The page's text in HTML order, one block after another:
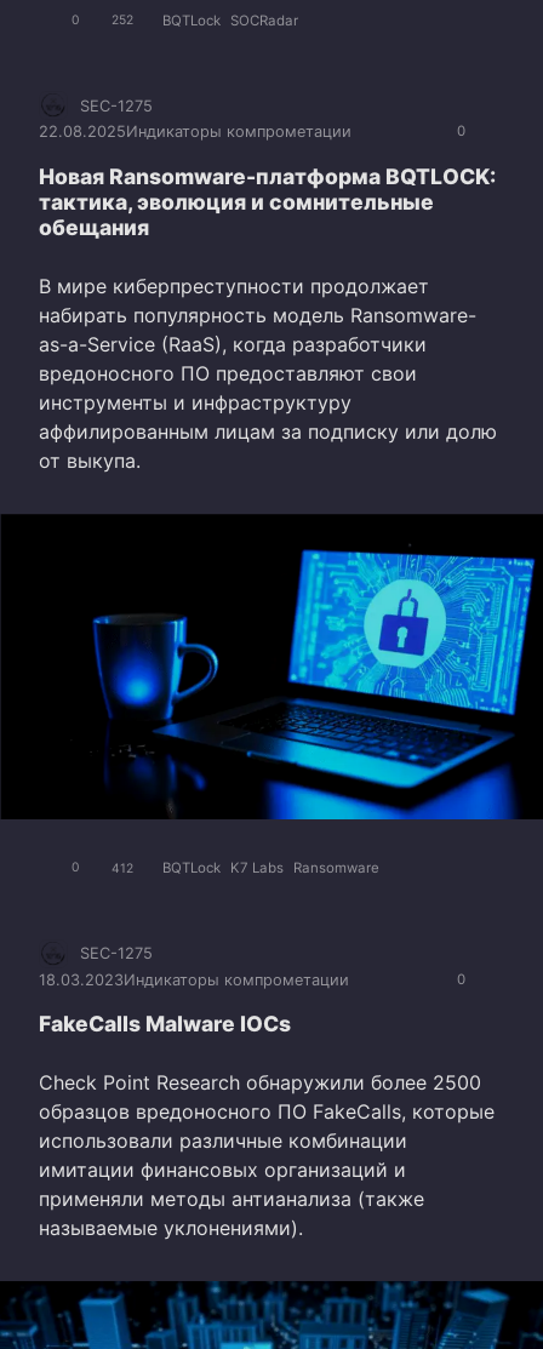
0 252 BQTLock SOCRadar
0
SEC-1275
22.08.2025Индикаторы компрометации
Новая Ransomware-платформа BQTLOCK:
тактика, эволюция и сомнительные
обещания
В мире киберпреступности продолжает
набирать популярность модель Ransomware-
as-a-Service (RaaS), когда разработчики
вредоносного ПО предоставляют свои
инструменты и инфраструктуру
аффилированным лицам за подписку или долю
от выкупа.
0 412 BQTLock K7 Labs Ransomware
0
SEC-1275
18.03.2023Индикаторы компрометации
FakeCalls Malware IOCs
Check Point Research обнаружили более 2500
образцов вредоносного ПО FakeCalls, которые
использовали различные комбинации
имитации финансовых организаций и
применяли методы антианализа (также
называемые уклонениями).